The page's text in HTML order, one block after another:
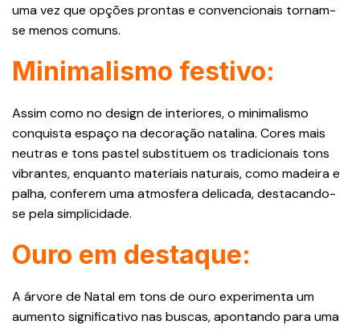
uma vez que opções prontas e convencionais tornam-
se menos comuns.
Minimalismo festivo:
Assim como no design de interiores, o minimalismo
conquista espaço na decoração natalina. Cores mais
neutras e tons pastel substituem os tradicionais tons
vibrantes, enquanto materiais naturais, como madeira e
palha, conferem uma atmosfera delicada, destacando-
se pela simplicidade.
Ouro em destaque:
A árvore de Natal em tons de ouro experimenta um
aumento significativo nas buscas, apontando para uma